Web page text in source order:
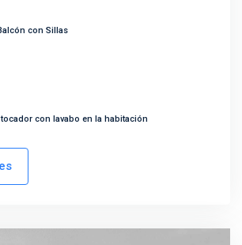
con Sillas
tocador con lavabo en la habitación